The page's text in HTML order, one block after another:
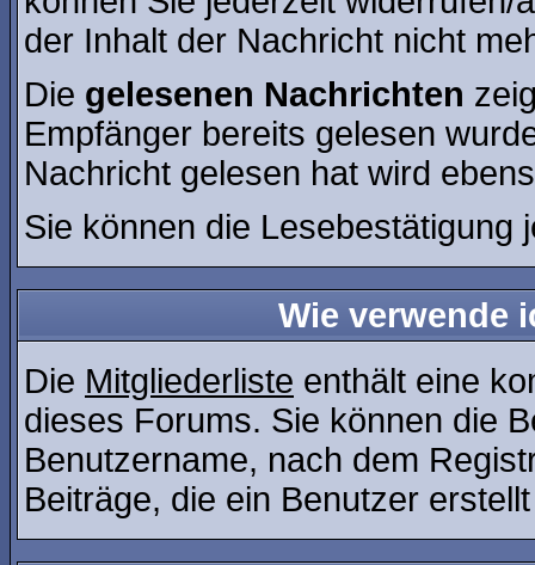
der Inhalt der Nachricht nicht
Die gelesenen Nachrichten
Empfänger bereits gelesen
Nachricht gelesen hat wird
Sie können die Lesebestätigung
Wie verwende
Die Mitgliederliste enthält eine
dieses Forums. Sie können die
Benutzername, nach dem
Beiträge, die ein Benutzer